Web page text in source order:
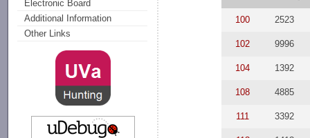
Electronic Board
Additional Information
Other Links
100 2523
102 9996
104 1392
108 4885
111 3392